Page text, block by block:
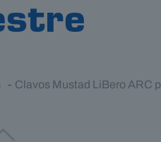
- Clavos Mustad LiBero ARC